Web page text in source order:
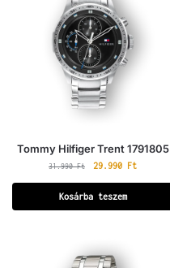
Tommy Hilfiger Trent 1791805
31.990Ft 29.990 Ft
Kosárba teszem